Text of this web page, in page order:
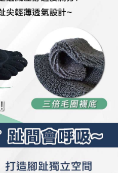
】
dalam bil telekomunikasi,
menghantar SMS peringatan
bulanan.
bil, anda boleh memilih untuk
serbaneka / Kedai rasmi Taiwan
J街口 / iPASS MONEY" dan
"Taiwan Mobile Co., Ltd." untuk
produk atau perkhidmatan melalui
dan kedai akan menyerahkan hak
syarikat ini untuk membayar bil
pembayaran menggunakan
akan memberikan maklumat peribadi